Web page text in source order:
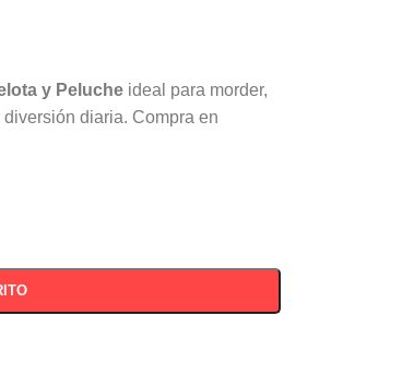
y Pelucheideal para morder,
diaria. Compra en